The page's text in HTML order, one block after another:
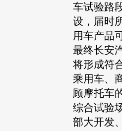
车试验路
设，届时
用车产品
最终长安
将形成符
乘用车、
顾摩托车
综合试验
部大开发